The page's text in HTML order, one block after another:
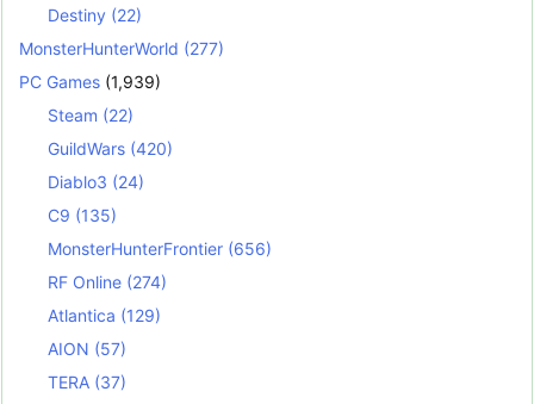
Destiny (22)
MonsterHunterWorld (277)
PC Games (1,939)
Steam (22)
GuildWars (420)
Diablo3 (24)
C9 (135)
MonsterHunterFrontier (656)
RF Online (274)
Atlantica (129)
AION (57)
TERA (37)